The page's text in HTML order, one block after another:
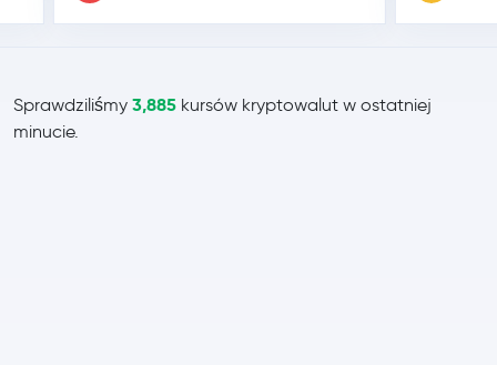
Sprawdziliśmy 3,885 kursów kryptowalut w ostatniej
minucie.